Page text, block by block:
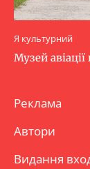
Я культурний
Музей
Реклама
Автори
Видання